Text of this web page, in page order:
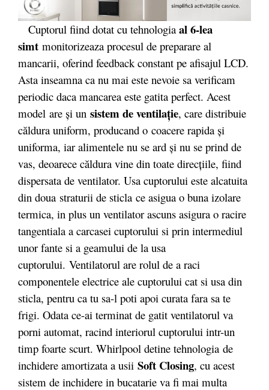
Cuptorul fiind dotat cu tehnologia al 6-lea
simt monitorizeaza procesul de preparare al
mancarii, oferind feedback constant pe afisajul LCD.
Asta inseamna ca nu mai este nevoie sa verificam
periodic daca mancarea este gatita perfect. Acest
model are şi un sistem de ventilaţie, care distribuie
căldura uniform, producand o coacere rapida şi
uniforma, iar alimentele nu se ard şi nu se prind de
vas, deoarece căldura vine din toate direcţiile, fiind
dispersata de ventilator. Usa cuptorului este alcatuita
din doua straturii de sticla ce asigua o buna izolare
termica, in plus un ventilator ascuns asigura o racire
tangentiala a carcasei cuptorului si prin intermediul
unor fante si a geamului de la usa
cuptorului. Ventilatorul are rolul de a raci
componentele electrice ale cuptorului cat si usa din
sticla, pentru ca tu sa-l poti apoi curata fara sa te
frigi. Odata ce-ai terminat de gatit ventilatorul va
porni automat, racind interiorul cuptorului intr-un
timp foarte scurt. Whirlpool detine tehnologia de
inchidere amortizata a usii Soft Closing, cu acest
sistem de inchidere in bucatarie va fi mai multa